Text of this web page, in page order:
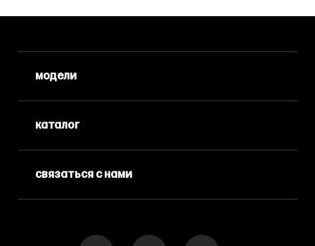
модели
каталог
связаться с нами